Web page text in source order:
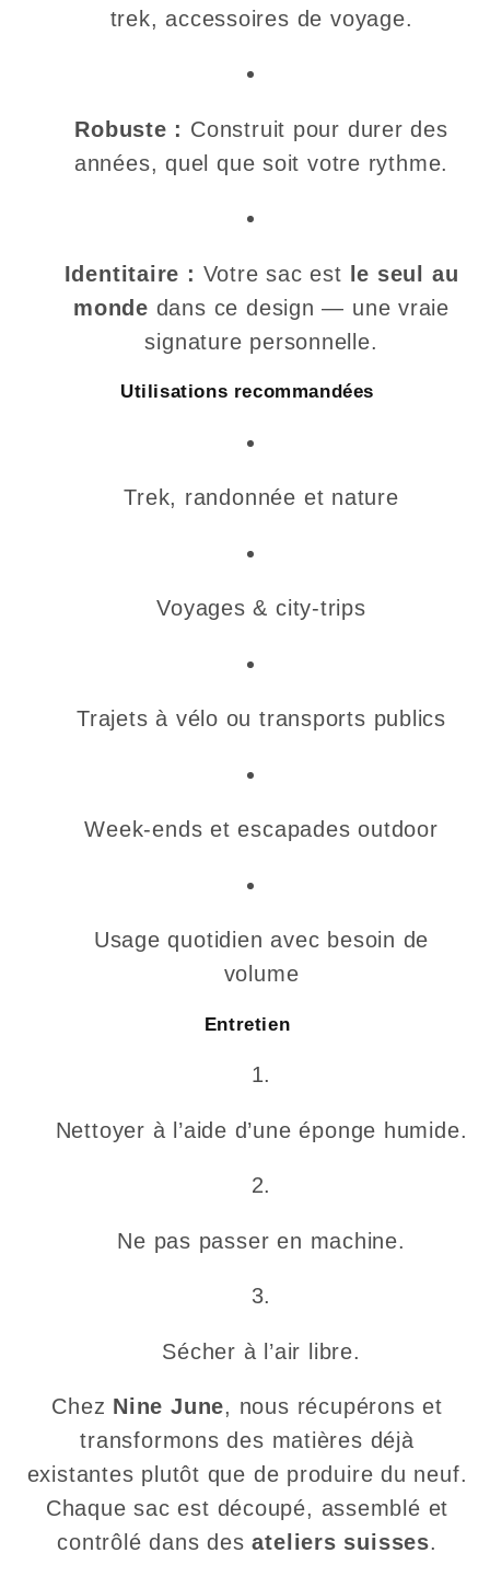
trek, accessoires de voyage.
Robuste : Construit pour durer des
années, quel que soit votre rythme.
Identitaire : Votre sac est le seul au
monde dans ce design — une vraie
signature personnelle.
Utilisations recommandées
Trek, randonnée et nature
Voyages & city-trips
Trajets à vélo ou transports publics
Week-ends et escapades outdoor
Usage quotidien avec besoin de
volume
Entretien
Nettoyer à l’aide d’une éponge humide.
Ne pas passer en machine.
Sécher à l’air libre.
Chez Nine June, nous récupérons et
transformons des matières déjà
existantes plutôt que de produire du neuf.
Chaque sac est découpé, assemblé et
contrôlé dans desateliers suisses.